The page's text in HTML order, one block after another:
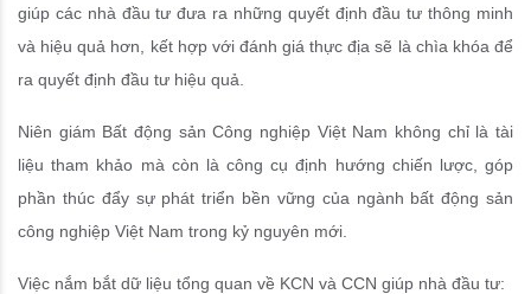
giúp các nhà đầu tư đưa ra những quyết định đầu tư thông minh
và hiệu quả hơn, kết hợp với đánh giá thực địa sẽ là chìa khóa để
ra quyết định đầu tư hiệu quả.
Niên giám Bất động sản Công nghiệp Việt Nam không chỉ là tài
liệu tham khảo mà còn là công cụ định hướng chiến lược, góp
phần thúc đẩy sự phát triển bền vững của ngành bất động sản
công nghiệp Việt Nam trong kỷ nguyên mới.
Việc nắm bắt dữ liệu tổng quan về KCN và CCN giúp nhà đầu tư: